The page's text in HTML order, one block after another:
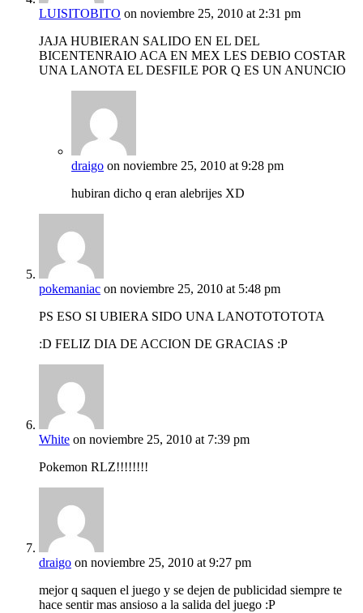
LUISITOBITO on noviembre 25, 2010 at 2:31 pm
JAJA HUBIERAN SALIDO EN EL DEL
BICENTENRAIO ACA EN MEX LES DEBIO COSTAR
UNA LANOTA EL DESFILE POR Q ES UN ANUNCIO
draigo on noviembre 25, 2010 at 9:28 pm
hubiran dicho q eran alebrijes XD
pokemaniac on noviembre 25, 2010 at 5:48 pm
PS ESO SI UBIERA SIDO UNA LANOTOTOTOTA
:D FELIZ DIA DE ACCION DE GRACIAS :P
White on noviembre 25, 2010 at 7:39 pm
Pokemon RLZ!!!!!!!!
draigo on noviembre 25, 2010 at 9:27 pm
mejor q saquen el juego y se dejen de publicidad siempre te
hace sentir mas ansioso a la salida del juego :P